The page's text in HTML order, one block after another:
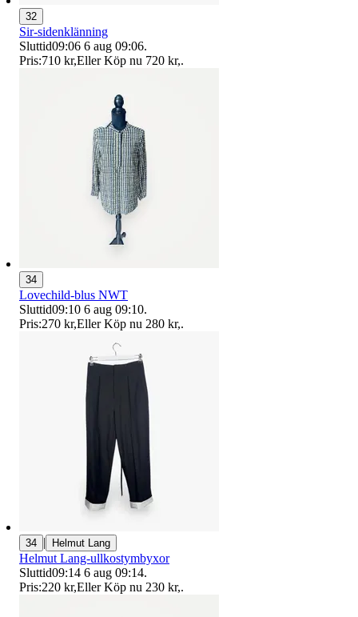
32
Sir-sidenklänning
Sluttid09:06 6 aug 09:06.
Pris:710 kr,Eller Köp nu 720 kr,.
34
Lovechild-blus NWT
Sluttid09:10 6 aug 09:10.
Pris:270 kr,Eller Köp nu 280 kr,.
34 | Helmut Lang
Helmut Lang-ullkostymbyxor
Sluttid09:14 6 aug 09:14.
Pris:220 kr,Eller Köp nu 230 kr,.